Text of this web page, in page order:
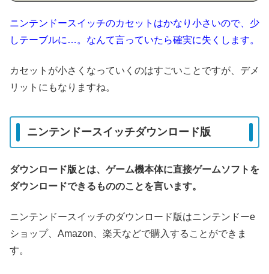
ニンテンドースイッチのカセットはかなり小さいので、少
しテーブルに…。なんて言っていたら確実に失くします。
カセットが小さくなっていくのはすごいことですが、デメ
リットにもなりますね。
ニンテンドースイッチダウンロード版
ダウンロード版とは、ゲーム機本体に直接ゲームソフトを
ダウンロードできるもののことを言います。
ニンテンドースイッチのダウンロード版はニンテンドーe
ショップ、Amazon、楽天などで購入することができま
す。